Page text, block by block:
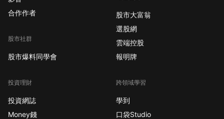
合作作者
股市社群
股市爆料同學會
投資理財
投資網誌
Money錢
股市大富翁
選股網
雲端控股
報明牌
跨領域學習
學到
口袋Studio